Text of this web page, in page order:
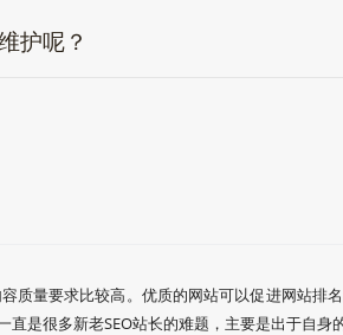
护呢？
质量要求比较高。优质的网站可以促进网站
是很多新老SEO站长的难题，主要是出于自